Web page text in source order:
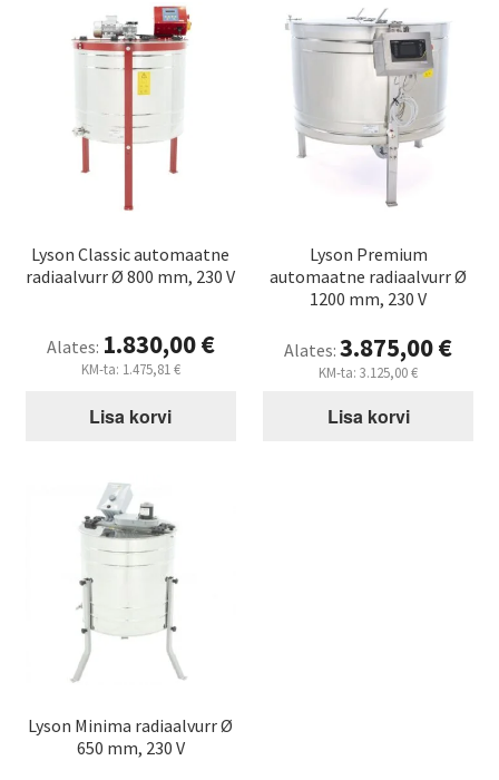
Lyson Classic automaatne
radiaalvurr Ø 800 mm, 230 V
Alates: 1.830,00€
KM-ta: 1.475,81€
Lisa korvi
Lyson Premium
automaatne radiaalvurr Ø
1200 mm, 230 V
Alates:3.875,00€
KM-ta:3.125,00€
Lisa korvi
Lyson Minima radiaalvurr Ø
650 mm, 230 V